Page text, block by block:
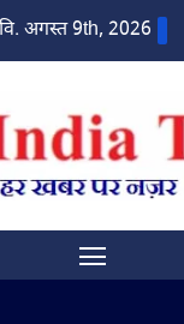
अगस्त 9th, 2026